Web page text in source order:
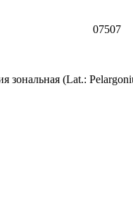
07507
зональная (Lat.: